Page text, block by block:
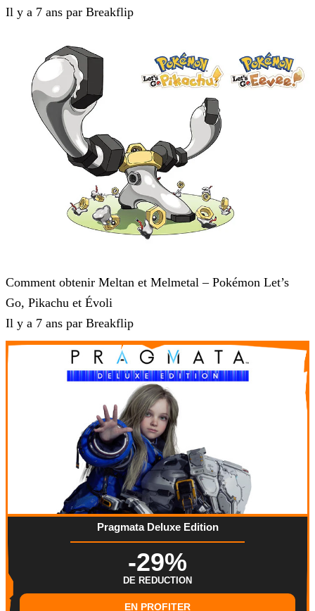
Il y a 7 ans par Breakflip
Comment obtenir Meltan et Melmetal – Pokémon Let’s
Go, Pikachu et Évoli
Il y a 7 ans par Breakflip
Pragmata Deluxe Edition
-29%
DE REDUCTION
EN PROFITER